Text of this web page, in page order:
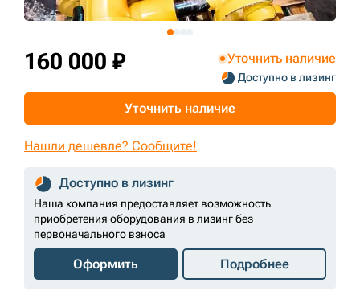
160 000 ₽ Уточнить наличие
Доступно в лизинг
Уточнить наличие
Нашли дешевле? Сообщите!
Доступно в лизинг
Наша компания предоставляет возможность
приобретения оборудования в лизинг без
первоначального взноса
Оформить Подробнее